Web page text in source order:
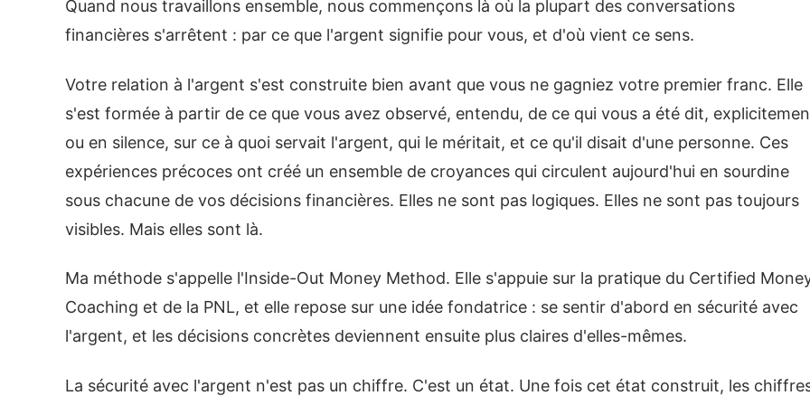
Quand nous travaillons ensemble, nous commençons là où la plupart des conversations
financières s'arrêtent : par ce que l'argent signifie pour vous, et d'où vient ce sens.
Votre relation à l'argent s'est construite bien avant que vous ne gagniez votre premier franc. Elle
s'est formée à partir de ce que vous avez observé, entendu, de ce qui vous a été dit,
ou en silence, sur ce à quoi servait l'argent, qui le méritait, et ce qu'il disait d'une personne. Ces
expériences précoces ont créé un ensemble de croyances qui circulent aujourd'hui en sourdine
sous chacune de vos décisions financières. Elles ne sont pas logiques. Elles ne sont pas toujours
visibles. Mais elles sont là.
Ma méthode s'appelle l'Inside-Out Money Method. Elle s'appuie sur la pratique du Certified
Coaching et de la PNL, et elle repose sur une idée fondatrice : se sentir d'abord en sécurité avec
l'argent, et les décisions concrètes deviennent ensuite plus claires d'elles-mêmes.
La sécurité avec l'argent n'est pas un chiffre. C'est un état. Une fois cet état construit, les